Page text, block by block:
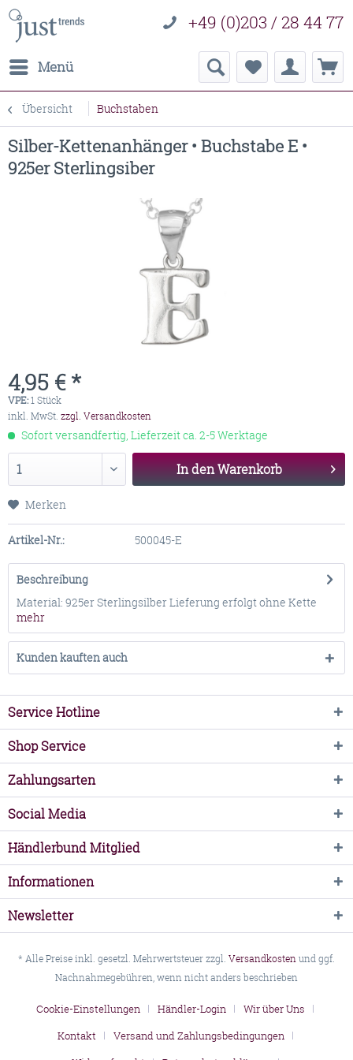
+49 (0)203 / 28 44 77
Menü
Übersicht Buchstaben
Silber-Kettenanhänger • Buchstabe E •
925er Sterlingsiber
4,95 € *
VPE:1 Stück
inkl. MwSt. zzgl. Versandkosten
Sofort versandfertig, Lieferzeit ca. 2-5 Werktage
In denWarenkorb
Merken
Artikel-Nr.: 500045-E
Beschreibung
Material: 925er Sterlingsilber Lieferung erfolgt ohne Kette
mehr
Kunden kauften auch
Service Hotline
Shop Service
Zahlungsarten
Social Media
Händlerbund Mitglied
Informationen
Newsletter
* Alle Preise inkl. gesetzl. Mehrwertsteuer zzgl. Versandkostenund ggf.
Nachnahmegebühren, wenn nicht anders beschrieben
Cookie-Einstellungen Händler-Login
Wir über Uns
Kontakt
Versand und Zahlungsbedingungen